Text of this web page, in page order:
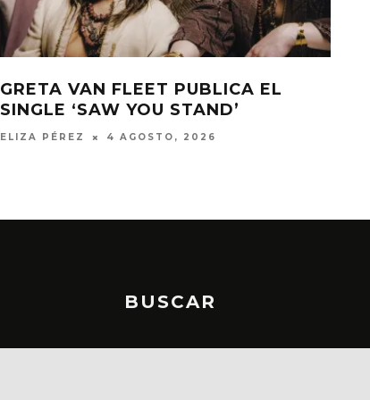
GRETA VAN FLEET PUBLICA EL
SINGLE ‘SAW YOU STAND’
ELIZA PÉREZ 4 AGOSTO, 2026
BUSCAR